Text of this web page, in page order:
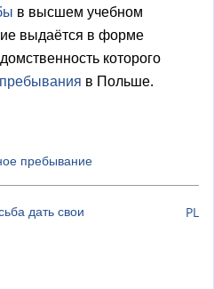
в высшем учебном
выдаётся в форме
которого
в Польше.
пребывание
дать свои
PL